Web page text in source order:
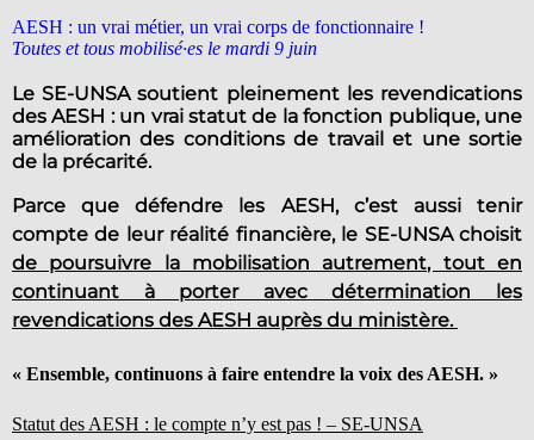
AESH : un vrai métier, un vrai corps de fonctionnaire !
Toutes et tous mobilisé·es le mardi 9 juin
Le SE-UNSA soutient pleinement les revendications
des AESH : un vrai statut de la fonction publique, une
amélioration des conditions de travail et une sortie
de la précarité.
Parce que défendre les AESH, c’est aussi tenir
compte de leur réalité financière, le SE-UNSA choisit
de poursuivre la mobilisation autrement, tout en
continuant à porter avec détermination les
revendications des AESH auprès du ministère.
« Ensemble, continuons à faire entendre la voix des AESH. »
Statut des AESH : le compte n’y est pas ! – SE-UNSA